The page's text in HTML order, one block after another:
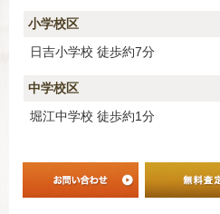
小学校区
日吉小学校 徒歩約7分
中学校区
堀江中学校 徒歩約1分